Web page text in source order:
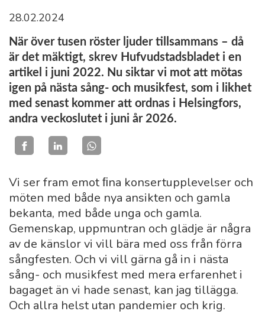
28.02.2024
När över tusen röster ljuder tillsammans – då
är det mäktigt, skrev Hufvudstadsbladet i en
artikel i juni 2022. Nu siktar vi mot att mötas
igen på nästa sång- och musikfest, som i likhet
med senast kommer att ordnas i Helsingfors,
andra veckoslutet i juni år 2026.
Vi ser fram emot ﬁna konsertupplevelser och
möten med både nya ansikten och gamla
bekanta, med både unga och gamla.
Gemenskap, uppmuntran och glädje är några
av de känslor vi vill bära med oss från förra
sångfesten. Och vi vill gärna gå in i nästa
sång- och musikfest med mera erfarenhet i
bagaget än vi hade senast, kan jag tillägga.
Och allra helst utan pandemier och krig.